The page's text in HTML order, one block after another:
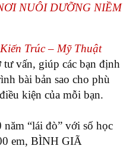
NUÔI DƯỠNG NIỀM
Trúc – Mỹ Thuật
tư vấn, giúp các bạn định
bài bản sao cho phù
kiện của mỗi bạn.
“lái đò” với số học
em, BÌNH GIÃ